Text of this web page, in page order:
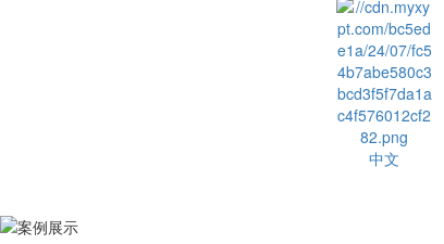
中文